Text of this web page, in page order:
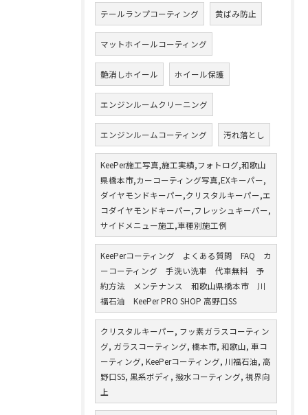
テールランプコーティング 黄ばみ防止
マットホイールコーティング
艶消しホイール ホイール保護
エンジンルームクリーニング
エンジンルームコーティング 汚れ落とし
KeePer施工写真,施工実績,フォトログ,和歌山
県橋本市,カーコーティング写真,EXキーパー,
ダイヤモンドキーパー,クリスタルキーパー,エ
コダイヤモンドキーパー,フレッシュキーパー,
サイドメニュー施工,車種別施工例
KeePerコーティング よくある質問 FAQ カ
ーコーティング 手洗い洗車 代車無料 予
約方法 メンテナンス 和歌山県橋本市 川
福石油 KeePer PRO SHOP 高野口SS
クリスタルキーパー, フッ素ガラスコーティン
グ, ガラスコーティング, 橋本市, 和歌山, 車コ
ーティング, KeePerコーティング, 川福石油, 高
野口SS, 黒系ボディ, 撥水コーティング, 視界向
上